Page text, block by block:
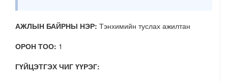
АЖЛЫН БАЙРНЫ НЭР: Тэнхимийн туслах ажилтан
ОРОН ТОО: 1
ГҮЙЦЭТГЭХ ЧИГ ҮҮРЭГ: